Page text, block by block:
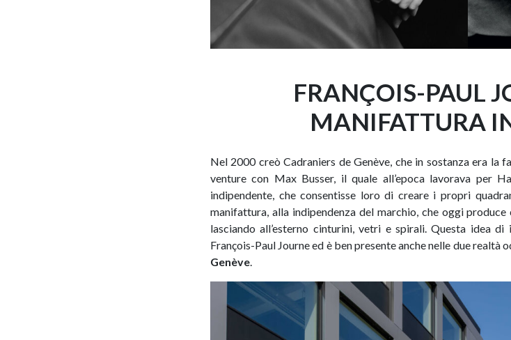
FRANÇOIS-PAUL
MANIFATTURA
Nel 2000 creò Cadraniers de Genève, che in sostanza era la
venture con Max Busser, il quale all’epoca lavorava per
indipendente, che consentisse loro di creare i propri
manifattura, alla indipendenza del marchio, che oggi
lasciando all’esterno cinturini, vetri e spirali. Questa idea
François-Paul Journe ed è ben presente anche nelle due realtà
Genève.